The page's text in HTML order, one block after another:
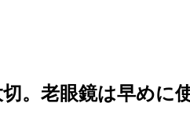
。老眼鏡は早めに